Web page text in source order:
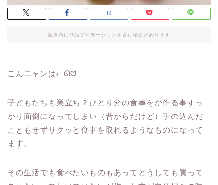
記事内に商品プロモーションを含む場合があります
こんニャンはᓚᘏᗢ
子どもたちも巣立ち？ひとり分の食事をが作る事すっ
かり面倒になってしまい（昔からだけど）手の込んだ
こともせずサクッと食事を取れるようなものになって
ます。
その生活でも食べたいものもあってどうしても買って